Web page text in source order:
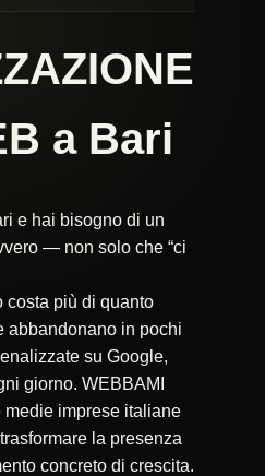
a Bari
e hai bisogno di un
— non solo che “ci
costa più di quanto
abbandonano in pochi
su Google,
giorno. WEBBAMI
medie imprese italiane
la presenza
concreto di crescita.